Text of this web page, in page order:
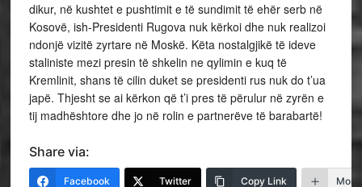
dikur, në kushtet e pushtimit e të sundimit të ehër serb në
Kosovë, ish-Presidenti Rugova nuk kërkoi dhe nuk realizoi
ndonjë vizitë zyrtare në Moskë. Këta nostalgjikë të ideve
staliniste mezi presin të shkelin ne qylimin e kuq të
Kremlinit, shans të cilin duket se presidenti rus nuk do t’ua
japë. Thjesht se ai kërkon që t’i pres të përulur në zyrën e
tij madhështore dhe jo në rolin e partnerëve të barabartë!
Share via:
Facebook Twitter Copy Link More